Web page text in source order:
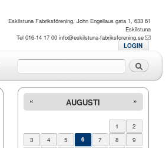
Eskilstuna Fabriksförening, John Engellaus gata 1, 633 61
Eskilstuna
Tel 016-14 17 00 info@eskilstuna-fabriksforening.se
Sök
LOGIN
AUGUSTI
« »
1
2
3
4 5 6 7 8
9